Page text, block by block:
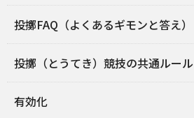
投擲FAQ（よくあるギモンと答え）
投擲（とうてき）競技の共通ルール
有効化